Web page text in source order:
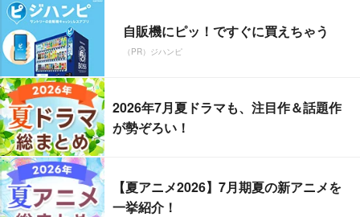
自販機にピッ！ですぐに買えちゃう
（PR）ジハンピ
2026年7月夏ドラマも、注目作＆話題作
が勢ぞろい！
【夏アニメ2026】7月期夏の新アニメを
一挙紹介！